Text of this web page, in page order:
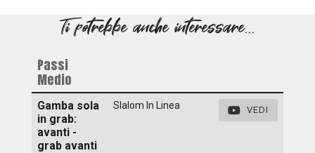
Ti potrebbe anche interessare...
Passi
Medio
Gamba sola
in grab:
avanti -
grab avanti
Slalom In Linea VEDI